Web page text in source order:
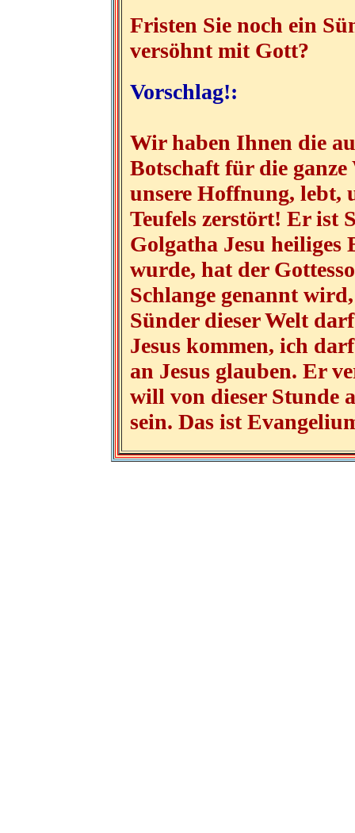
Fristen Sie noch ein
versöhnt mit Gott?
Vorschlag!:
Wir haben Ihnen die
Botschaft für die
unsere Hoffnung, lebt,
Teufels zerstört! Er ist
Golgatha Jesu heiliges
wurde, hat der
Schlange genannt
Sünder dieser Welt
Jesus kommen, ich
an Jesus glauben. Er
will von dieser Stunde
sein. Das ist